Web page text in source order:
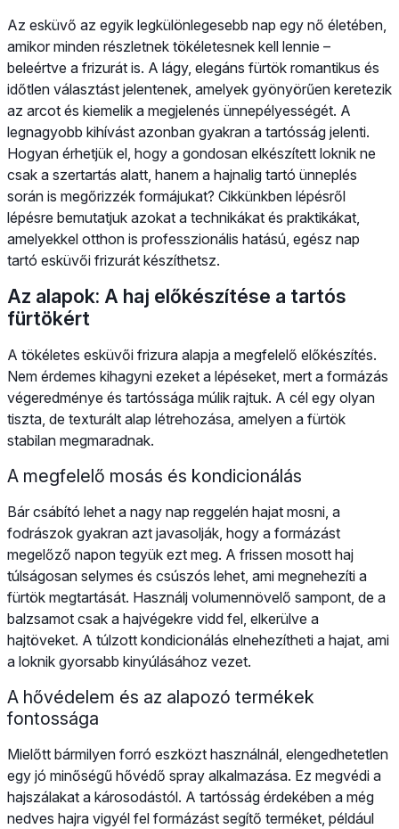
Az esküvő az egyik legkülönlegesebb nap egy nő életében,
amikor minden részletnek tökéletesnek kell lennie –
beleértve a frizurát is. A lágy, elegáns fürtök romantikus és
időtlen választást jelentenek, amelyek gyönyörűen keretezik
az arcot és kiemelik a megjelenés ünnepélyességét. A
legnagyobb kihívást azonban gyakran a tartósság jelenti.
Hogyan érhetjük el, hogy a gondosan elkészített loknik ne
csak a szertartás alatt, hanem a hajnalig tartó ünneplés
során is megőrizzék formájukat? Cikkünkben lépésről
lépésre bemutatjuk azokat a technikákat és praktikákat,
amelyekkel otthon is professzionális hatású, egész nap
tartó esküvői frizurát készíthetsz.
Az alapok: A haj előkészítése a tartós
fürtökért
A tökéletes esküvői frizura alapja a megfelelő előkészítés.
Nem érdemes kihagyni ezeket a lépéseket, mert a formázás
végeredménye és tartóssága múlik rajtuk. A cél egy olyan
tiszta, de texturált alap létrehozása, amelyen a fürtök
stabilan megmaradnak.
A megfelelő mosás és kondicionálás
Bár csábító lehet a nagy nap reggelén hajat mosni, a
fodrászok gyakran azt javasolják, hogy a formázást
megelőző napon tegyük ezt meg. A frissen mosott haj
túlságosan selymes és csúszós lehet, ami megnehezíti a
fürtök megtartását. Használj volumennövelő sampont, de a
balzsamot csak a hajvégekre vidd fel, elkerülve a
hajtöveket. A túlzott kondicionálás elnehezítheti a hajat, ami
a loknik gyorsabb kinyúlásához vezet.
A hővédelem és az alapozó termékek
fontossága
Mielőtt bármilyen forró eszközt használnál, elengedhetetlen
egy jó minőségű hővédő spray alkalmazása. Ez megvédi a
hajszálakat a károsodástól. A tartósság érdekében a még
nedves hajra vigyél fel formázást segítő terméket, például